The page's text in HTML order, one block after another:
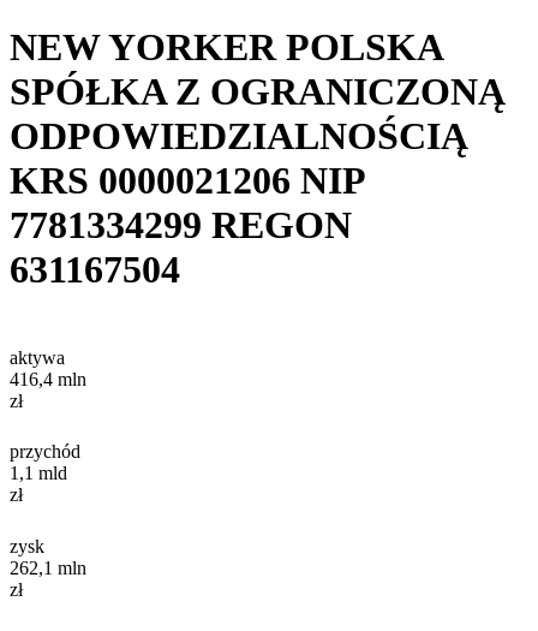
NEW YORKER POLSKA
SPÓŁKA Z OGRANICZONĄ
ODPOWIEDZIALNOŚCIĄ
KRS 0000021206 NIP
7781334299 REGON
631167504
aktywa
416,4 mln
zł
przychód
1,1 mld
zł
zysk
262,1 mln
zł